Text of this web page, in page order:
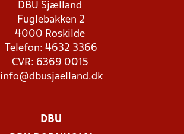
DBU Sjælland
Fuglebakken 2
4000 Roskilde
Telefon: 4632 3366
CVR: 6369 0015
info@dbusjaelland.dk
DBU